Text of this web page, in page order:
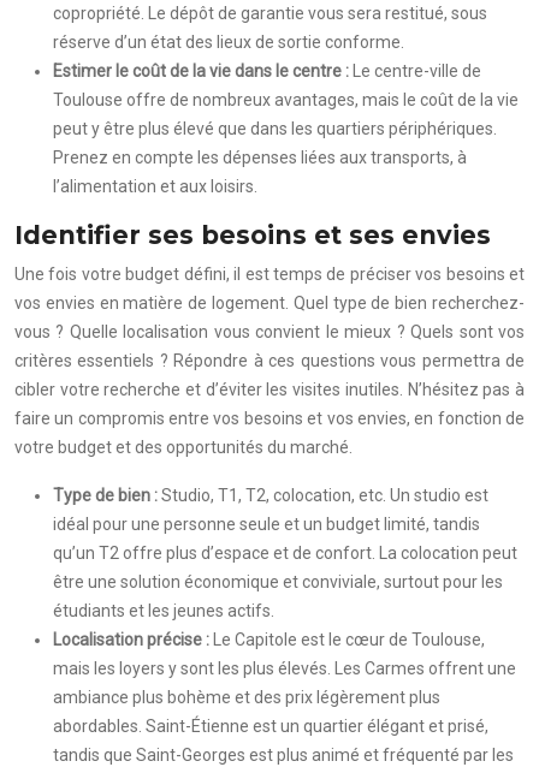
copropriété. Le dépôt de garantie vous sera restitué, sous
réserve d’un état des lieux de sortie conforme.
Estimer le coût de la vie dans le centre :
Le centre-ville de
Toulouse offre de nombreux avantages, mais le coût de la vie
peut y être plus élevé que dans les quartiers périphériques.
Prenez en compte les dépenses liées aux transports, à
l’alimentation et aux loisirs.
Identifier ses besoins et ses envies
Une fois votre budget défini, il est temps de préciser vos besoins et
vos envies en matière de logement. Quel type de bien recherchez-
vous ? Quelle localisation vous convient le mieux ? Quels sont vos
critères essentiels ? Répondre à ces questions vous permettra de
cibler votre recherche et d’éviter les visites inutiles. N’hésitez pas à
faire un compromis entre vos besoins et vos envies, en fonction de
votre budget et des opportunités du marché.
Type de bien :Studio, T1, T2, colocation, etc. Un studio est
idéal pour une personne seule et un budget limité, tandis
qu’un T2 offre plus d’espace et de confort. La colocation peut
être une solution économique et conviviale, surtout pour les
étudiants et les jeunes actifs.
Localisation précise :
Le Capitole est le cœur de Toulouse,
mais les loyers y sont les plus élevés. Les Carmes offrent une
ambiance plus bohème et des prix légèrement plus
abordables. Saint-Étienne est un quartier élégant et prisé,
tandis que Saint-Georges est plus animé et fréquenté par les